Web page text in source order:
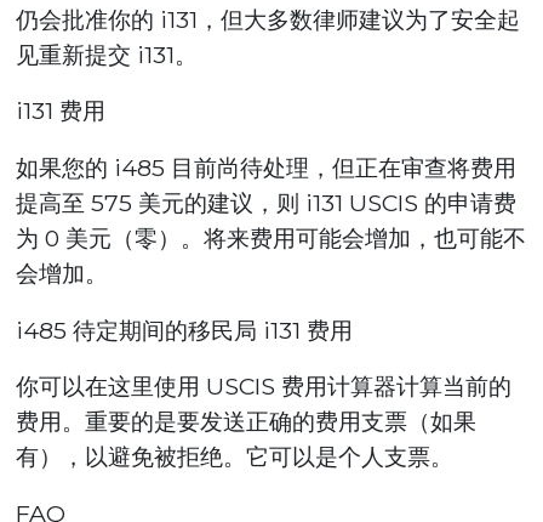
仍会批准你的 i131，但大多数律师建议为了安全起
见重新提交 i131。
i131 费用
如果您的 i485 目前尚待处理，但正在审查将费用
提高至 575 美元的建议，则 i131 USCIS 的申请费
为 0 美元（零）。将来费用可能会增加，也可能不
会增加。
i485 待定期间的移民局 i131 费用
你可以在这里使用 USCIS 费用计算器计算当前的
费用。重要的是要发送正确的费用支票（如果
有），以避免被拒绝。它可以是个人支票。
FAQ